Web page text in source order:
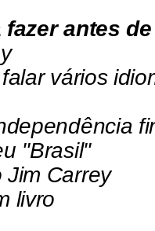
antes
vários
"Brasil"
Jim Carrey
livro